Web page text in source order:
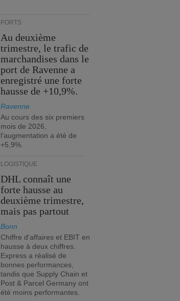
PORTS
Au deuxième
trimestre, le trafic de
marchandises dans le
port de Ravenne a
enregistré une forte
hausse de +10,9%.
Ravenne
Au cours des six premiers
mois de 2026,
l'augmentation a été de
+5,9%.
LOGISTIQUE
DHL connaît une
forte hausse au
deuxième trimestre,
mais pas partout
Bonn
Chiffre d'affaires et EBIT en
hausse à deux chiffres.
Express a réalisé de
bonnes performances,
tandis que Supply Chain et
Post & Parcel Germany ont
été moins performantes.